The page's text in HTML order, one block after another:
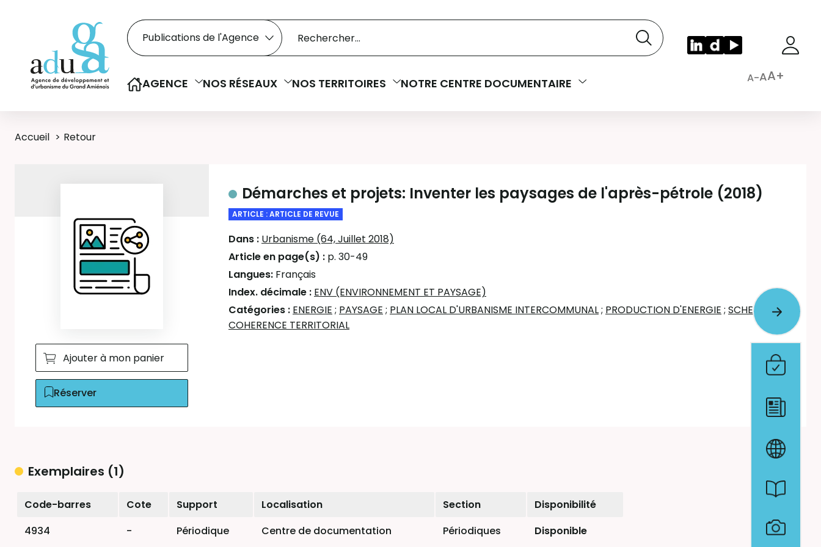
Rechercher dans le catalogue
Recherche
Sélectionner le type de la recherche
AGENCE NOS RÉSEAUX NOS TERRITOIRES NOTRE CENTRE DOCUMENTAIRE A-AA+
Accueil Retour
Ajouter à mon panier
Réserver
Démarches et projets: Inventer les paysages de l'après-pétrole (2018)
ARTICLE : ARTICLE DE REVUE
Dans : Urbanisme (64, Juillet 2018)
Article en page(s) : p. 30-49
Langues: Français
Index. décimale : ENV (ENVIRONNEMENT ET PAYSAGE)
Catégories : ENERGIE ; PAYSAGE ; PLAN LOCAL D'URBANISME INTERCOMMUNAL; PRODUCTION D'ENERGIE ; SCHEMA DE
COHERENCE TERRITORIAL
Exemplaires (1)
Liste des exemplaires
Code-barres Cote Support Localisation Section
Disponibilité
4934
- Périodique Centre de documentation Périodiques Disponible